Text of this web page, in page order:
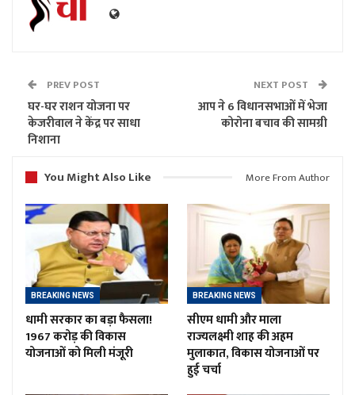
PREV POST
घर-घर राशन योजना पर
केजरीवाल ने केंद्र पर साधा
निशाना
NEXT POST
आप ने 6 विधानसभाओं में भेजा
कोरोना बचाव की सामग्री
You Might Also Like More From Author
BREAKING NEWS
धामी सरकार का बड़ा फैसला!
1967 करोड़ की विकास
योजनाओं को मिली मंजूरी
BREAKING NEWS
सीएम धामी और माला
राज्यलक्ष्मी शाह की अहम
मुलाकात, विकास योजनाओं पर
हुई चर्चा